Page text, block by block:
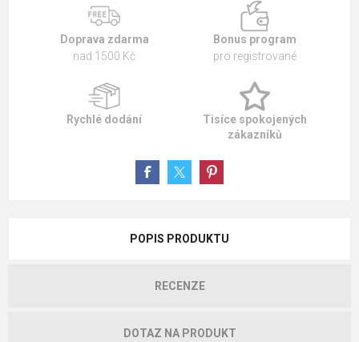
Doprava zdarma
nad 1500 Kč
Bonus program
pro registrované
Rychlé dodání
Tisíce spokojených
zákazníků
POPIS PRODUKTU
RECENZE
DOTAZ NA PRODUKT